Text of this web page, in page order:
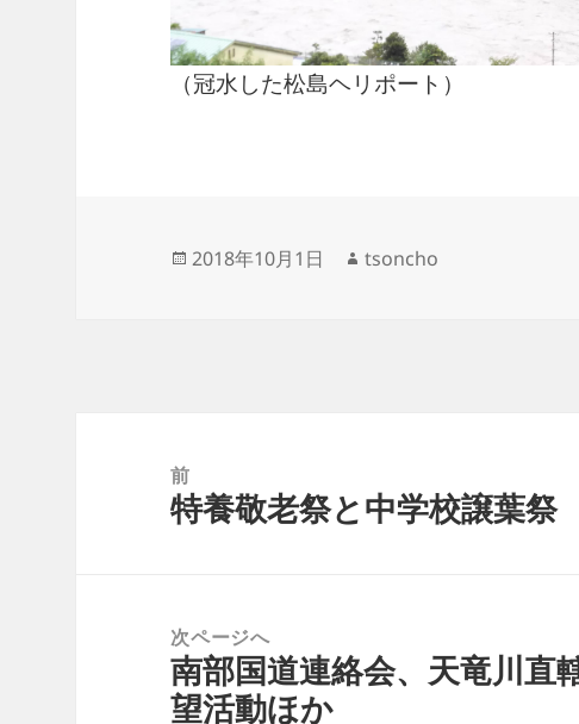
（冠水した松島ヘリポート）
投
2018年10月1日
作
tsoncho
前
前
特養敬老祭と中学校譲葉祭
次ページへ
次
の
南部国道連絡会、天竜川直
望活動ほか